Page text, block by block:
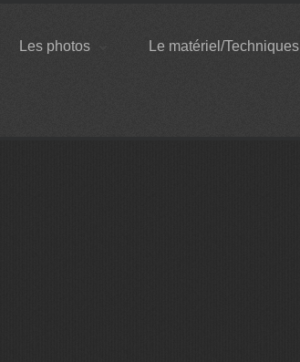
Les photos Le matériel/Techniques